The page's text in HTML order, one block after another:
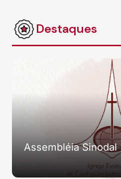
Destaques
Assembléia Sinodal